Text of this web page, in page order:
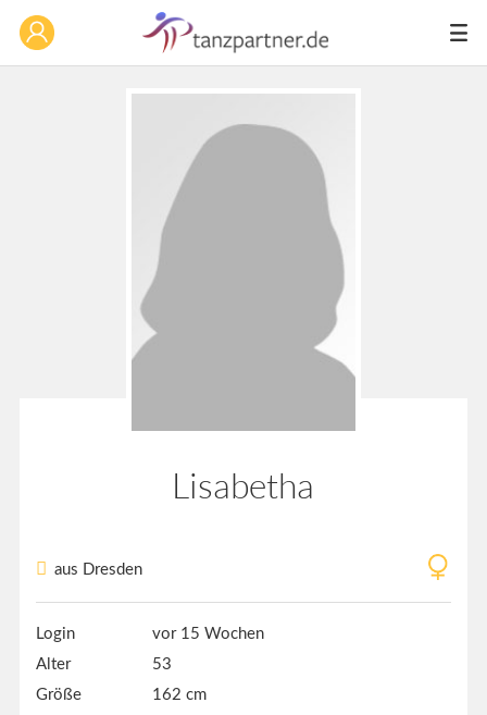
Lisabetha
aus Dresden
Login
vor 15 Wochen
Alter
53
Größe
162 cm